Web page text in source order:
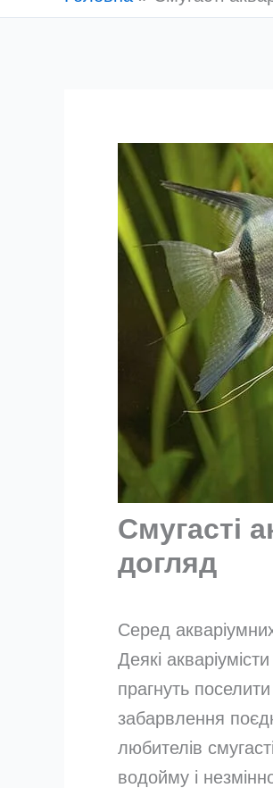
Смугасті
догляд
Серед
Деякі
прагнуть
забарвлення
любителів
водойму і